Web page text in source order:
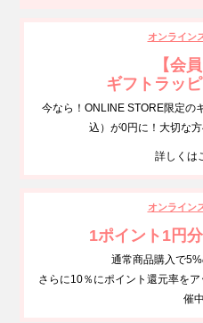
オンライン
【会
ギフトラッ
今なら！ONLINE STORE限定の
込）が0円に！大切な
詳しくは
オンライン
1ポイント1円
通常商品購入で
さらに10％にポイント還元率を
催